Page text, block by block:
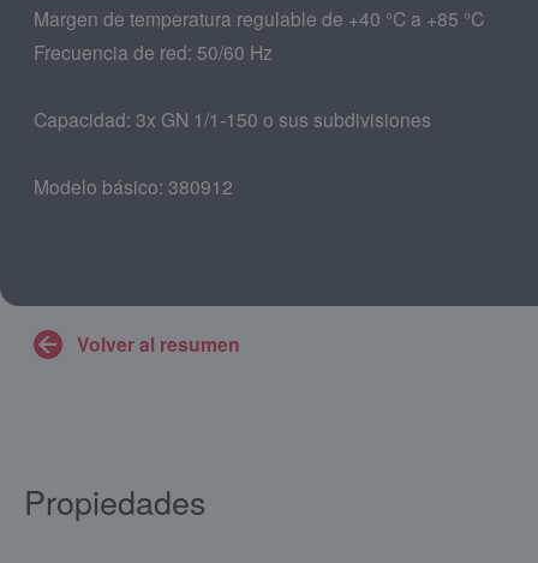
Margen de temperatura regulable de +40 °C a +85 °C
Frecuencia de red: 50/60 Hz
Capacidad: 3x GN 1/1-150 o sus subdivisiones
Modelo básico: 380912
Volver al resumen
Propiedades